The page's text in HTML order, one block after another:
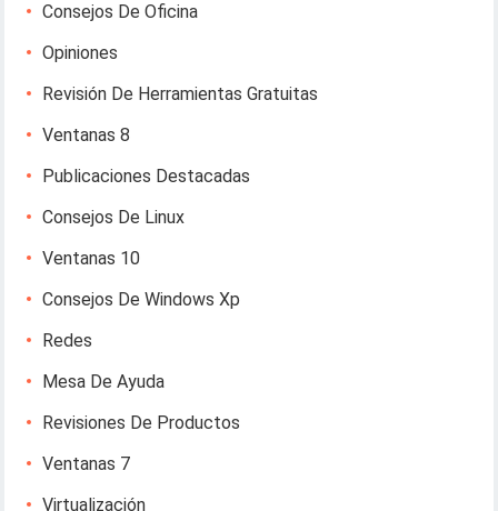
Consejos De Oficina
Opiniones
Revisión De Herramientas Gratuitas
Ventanas 8
Publicaciones Destacadas
Consejos De Linux
Ventanas 10
Consejos De Windows Xp
Redes
Mesa De Ayuda
Revisiones De Productos
Ventanas 7
Virtualización